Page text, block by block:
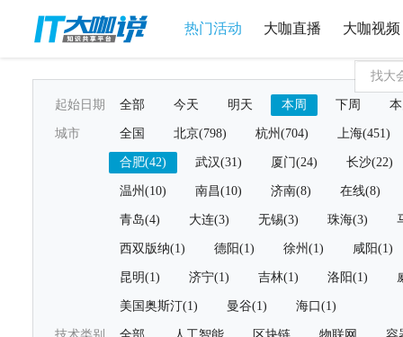
热门活动 大咖直播 大咖视频
起始日期 全部 今天 明天 本周 下周
城市 全国 北京(798) 杭州(704) 上海(451)
合肥(42) 武汉(31) 厦门(24) 长沙(22)
温州(10) 南昌(10) 济南(8) 在线(8)
青岛(4) 大连(3) 无锡(3) 珠海(3)
西双版纳(1) 德阳(1) 徐州(1) 咸阳(1)
昆明(1) 济宁(1) 吉林(1) 洛阳(1)
美国奥斯汀(1) 曼谷(1) 海口(1)